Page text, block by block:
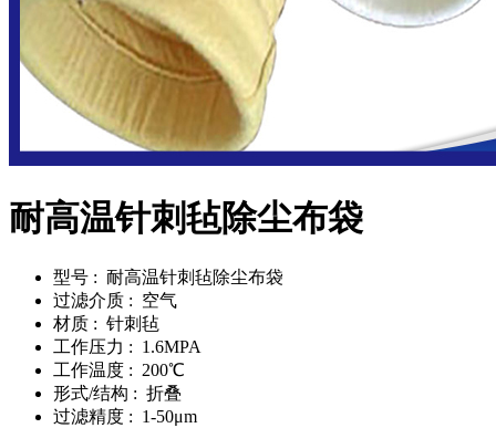
耐高温针刺毡除尘布袋
型号 : 耐高温针刺毡除尘布袋
过滤介质 : 空气
材质 : 针刺毡
工作压力 : 1.6MPA
工作温度 : 200℃
形式/结构 : 折叠
过滤精度 : 1-50μm